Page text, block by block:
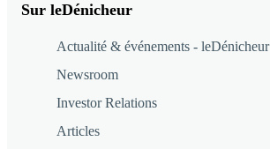
Sur leDénicheur
Actualité & événements - leDénicheur
Newsroom
Investor Relations
Articles